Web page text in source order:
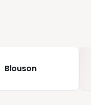
Blouson